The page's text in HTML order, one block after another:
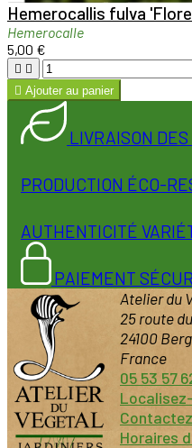
Hemerocallis fulva
Hemerocalle
5,00 €
 
 Ajouter au panier
LIVRAISON
PRODUCTION ÉCO-
AUTHENTICITÉ
PAIEMENT
Atelier du
25 route
24100
France
05 53 57
Horaires